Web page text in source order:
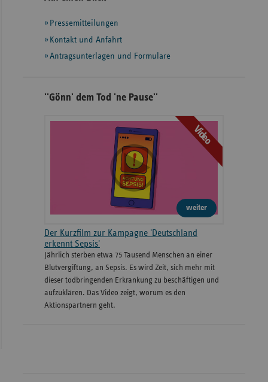
weiteren
Informationen
Pressemitteilungen
Kontakt und Anfahrt
Antragsunterlagen und Formulare
''Gönn' dem Tod 'ne Pause''
Video
weiter
Der Kurzfilm zur Kampagne 'Deutschland
erkennt Sepsis'
Jährlich sterben etwa 75 Tausend Menschen an einer
Blutvergiftung, an Sepsis. Es wird Zeit, sich mehr mit
dieser todbringenden Erkrankung zu beschäftigen und
aufzuklären. Das Video zeigt, worum es den
Aktionspartnern geht.